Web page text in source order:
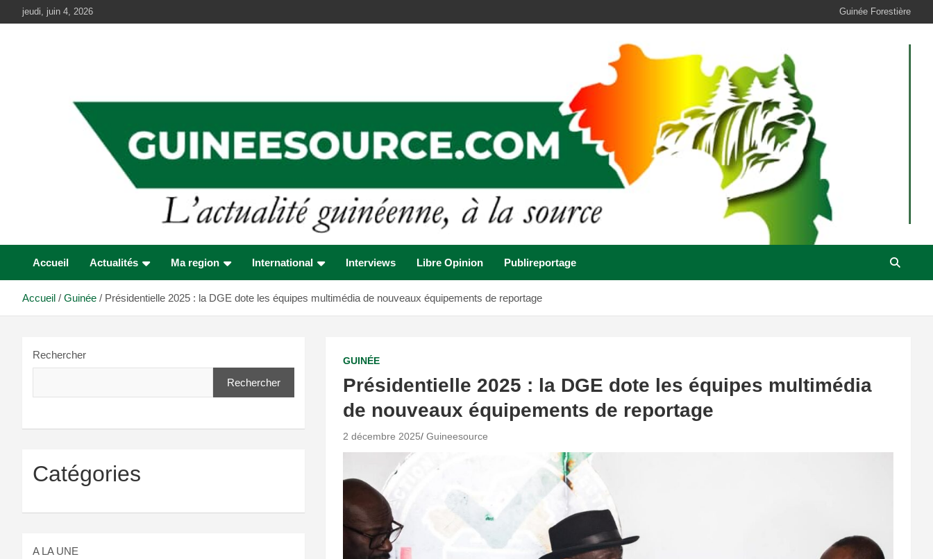
au
jeudi, juin 4, 2026 Guinée Forestière
Accueil Actualités Ma region International Interviews Libre Opinion Publireportage
Accueil Guinée Présidentielle 2025 : la DGE dote les équipes multimédia de nouveaux équipements de reportage
GUINÉE
Présidentielle 2025 : la DGE dote les équipes multimédia
de nouveaux équipements de reportage
2 décembre 2025 Guineesource
Rechercher
Rechercher
Catégories
A LA UNE